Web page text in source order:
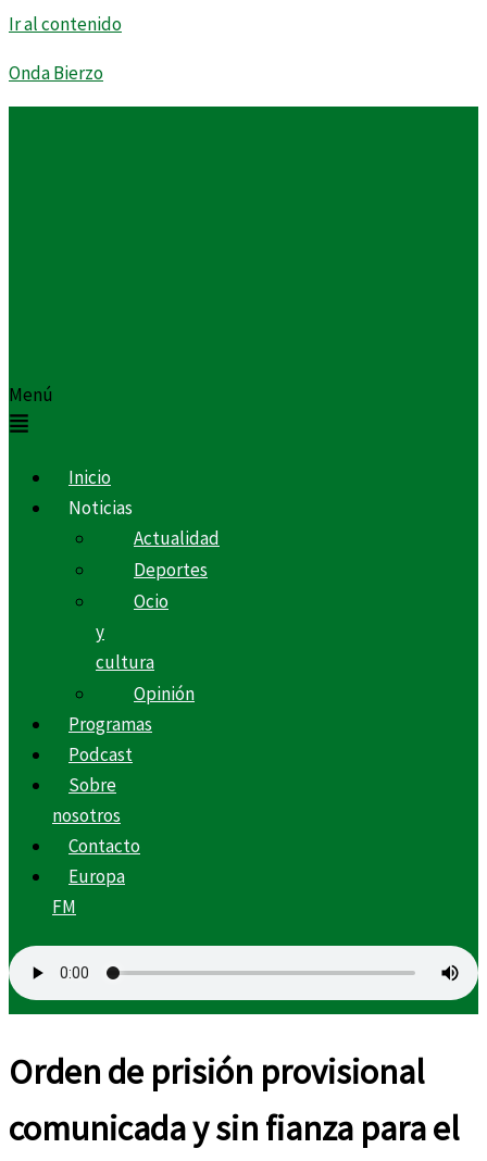
Ir al contenido
Onda Bierzo
Menú
Inicio
Noticias
Actualidad
Deportes
Ocio
y
cultura
Opinión
Programas
Podcast
Sobre
nosotros
Contacto
Europa
FM
Orden de prisión provisional
comunicada y sin fianza para el